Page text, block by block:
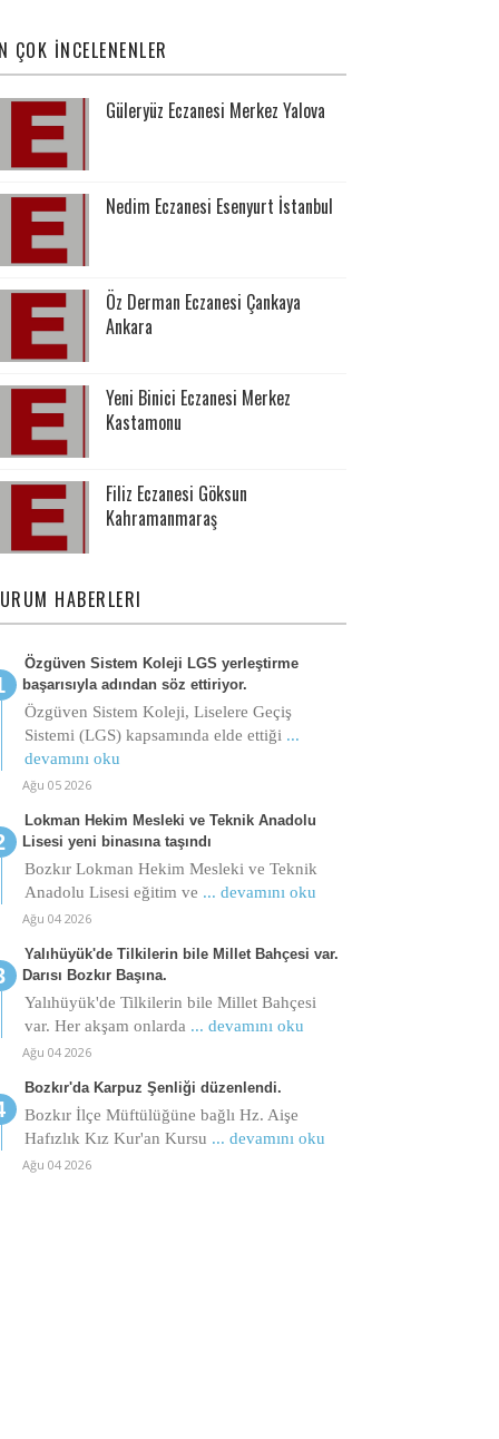
ÇOK İNCELENENLER
Güleryüz Eczanesi Merkez Yalova
Nedim Eczanesi Esenyurt İstanbul
Öz Derman Eczanesi Çankaya
Ankara
Yeni Binici Eczanesi Merkez
Kastamonu
Filiz Eczanesi Göksun
Kahramanmaraş
HABERLERI
Özgüven Sistem Koleji LGS yerleştirme
başarısıyla adından söz ettiriyor.
Özgüven Sistem Koleji, Liselere Geçiş
Sistemi (LGS) kapsamında elde ettiği ...
devamını oku
Ağu 05 2026
Lokman Hekim Mesleki ve Teknik Anadolu
Lisesi yeni binasına taşındı
Bozkır Lokman Hekim Mesleki ve Teknik
Anadolu Lisesi eğitim ve ... devamını oku
Ağu 04 2026
Yalıhüyük'de Tilkilerin bile Millet Bahçesi var.
Darısı Bozkır Başına.
Yalıhüyük'de Tilkilerin bile Millet Bahçesi
var. Her akşam onlarda ... devamını oku
Ağu 04 2026
Bozkır'da Karpuz Şenliği düzenlendi.
Bozkır İlçe Müftülüğüne bağlı Hz. Aişe
Hafızlık Kız Kur'an Kursu ... devamını oku
Ağu 04 2026